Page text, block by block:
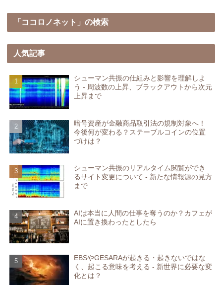
「ココロノネット」の検索
人気記事
シューマン共振の仕組みと影響を理解しよ
う - 周波数の上昇、ブラックアウトから次元
上昇まで
暗号資産が金融商品取引法の規制対象へ！
今後何が変わる？ステーブルコインの位置
づけは？
シューマン共振のリアルタイム閲覧ができ
るサイト変更について - 新たな情報源の見方
まで
AIは本当に人間の仕事を奪うのか？カフェが
AIに置き換わったとしたら
EBSやGESARAが起きる・起きないではな
く、起こる意味を考える - 新世界に必要な変
化とは？